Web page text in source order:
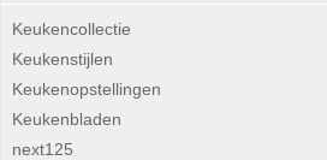
Keukencollectie
Keukenstijlen
Keukenopstellingen
Keukenbladen
next125